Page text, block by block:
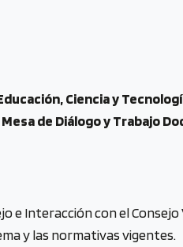
Ciencia y
de Diálogo y Trabajo
e Interacción con el
y las normativas vigentes.